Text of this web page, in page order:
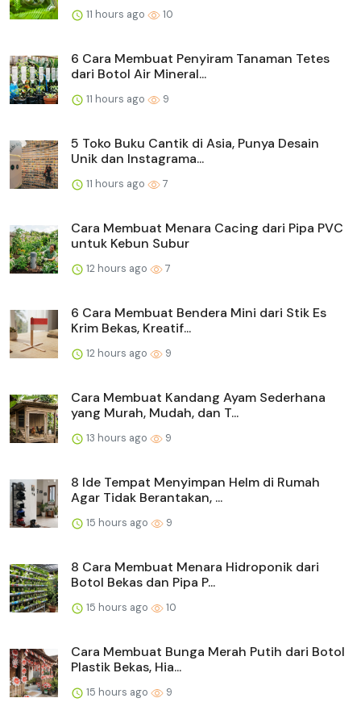
11 hours ago 10
6 Cara Membuat Penyiram Tanaman Tetes
dari Botol Air Mineral...
11 hours ago 9
5 Toko Buku Cantik di Asia, Punya Desain
Unik dan Instagrama...
11 hours ago 7
Cara Membuat Menara Cacing dari Pipa PVC
untuk Kebun Subur
12 hours ago 7
6 Cara Membuat Bendera Mini dari Stik Es
Krim Bekas, Kreatif...
12 hours ago 9
Cara Membuat Kandang Ayam Sederhana
yang Murah, Mudah, dan T...
13 hours ago 9
8 Ide Tempat Menyimpan Helm di Rumah
Agar Tidak Berantakan, ...
15 hours ago 9
8 Cara Membuat Menara Hidroponik dari
Botol Bekas dan Pipa P...
15 hours ago 10
Cara Membuat Bunga Merah Putih dari Botol
Plastik Bekas, Hia...
15 hours ago 9